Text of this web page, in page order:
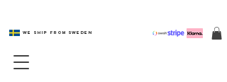
We ship from Sweden